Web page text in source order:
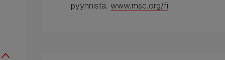
pyynnistä. www.msc.org/fi